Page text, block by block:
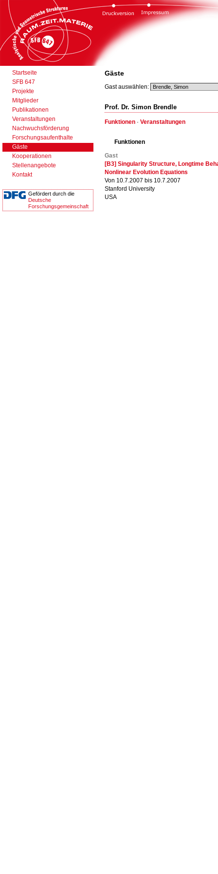
Startseite
SFB 647
Projekte
Mitglieder
Publikationen
Veranstaltungen
Nachwuchsförderung
Forschungsaufenthalte
Gäste
Kooperationen
Stellenangebote
Kontakt
Gefördert durch die
Deutsche
Forschungsgemeinschaft
Gäste
Gast auswählen:
Prof. Dr. Simon Brendle
Funktionen · Veranstaltungen
Funktionen
Gast
[B3] Singularity Structure, Longtime
Nonlinear Evolution Equations
Von 10.7.2007 bis 10.7.2007
Stanford University
USA